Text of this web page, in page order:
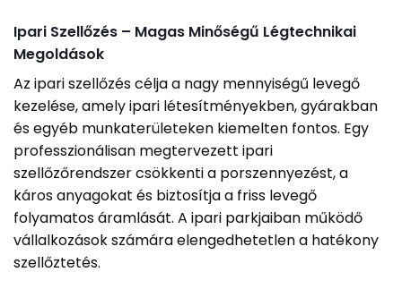
Ipari Szellőzés – Magas Minőségű Légtechnikai
Megoldások
Az ipari szellőzés célja a nagy mennyiségű levegő
kezelése, amely ipari létesítményekben, gyárakban
és egyéb munkaterületeken kiemelten fontos. Egy
professzionálisan megtervezett ipari
szellőzőrendszer csökkenti a porszennyezést, a
káros anyagokat és biztosítja a friss levegő
folyamatos áramlását. A ipari parkjaiban működő
vállalkozások számára elengedhetetlen a hatékony
szellőztetés.